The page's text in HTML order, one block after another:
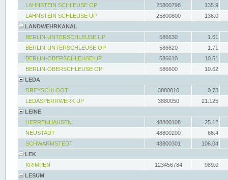
LAHNSTEIN SCHLEUSE OP
25800798
135.9
LAHNSTEIN SCHLEUSE UP
25800800
136.0
LANDWEHRKANAL
BERLIN-UNTERSCHLEUSE UP
586630
1.61
BERLIN-UNTERSCHLEUSE OP
586620
1.71
BERLIN-OBERSCHLEUSE UP
586610
10.51
BERLIN-OBERSCHLEUSE OP
586600
10.62
LEDA
DREYSCHLOOT
3880010
0.73
LEDASPERRWERK UP
3880050
21.125
LEINE
HERRENHAUSEN
48800108
25.12
NEUSTADT
48800200
66.4
SCHWARMSTEDT
48800301
106.04
LEK
KRIMPEN
123456784
989.0
LESUM